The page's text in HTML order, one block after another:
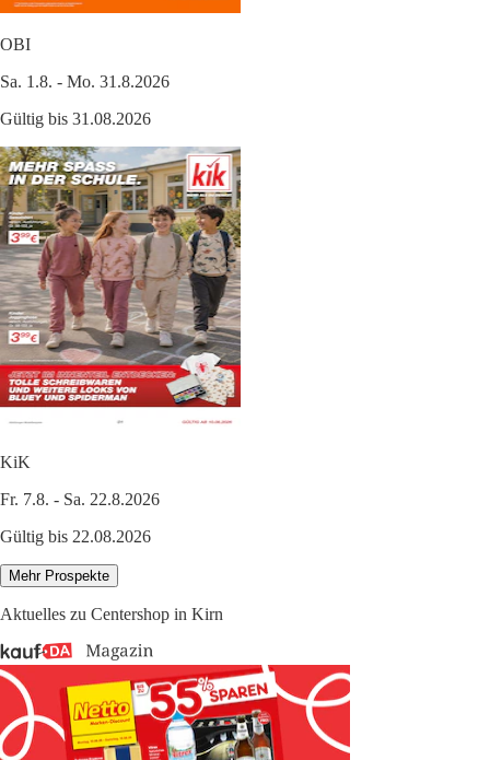
OBI
Sa. 1.8. - Mo. 31.8.2026
Gültig bis 31.08.2026
KiK
Fr. 7.8. - Sa. 22.8.2026
Gültig bis 22.08.2026
Mehr Prospekte
Aktuelles zu Centershop in Kirn